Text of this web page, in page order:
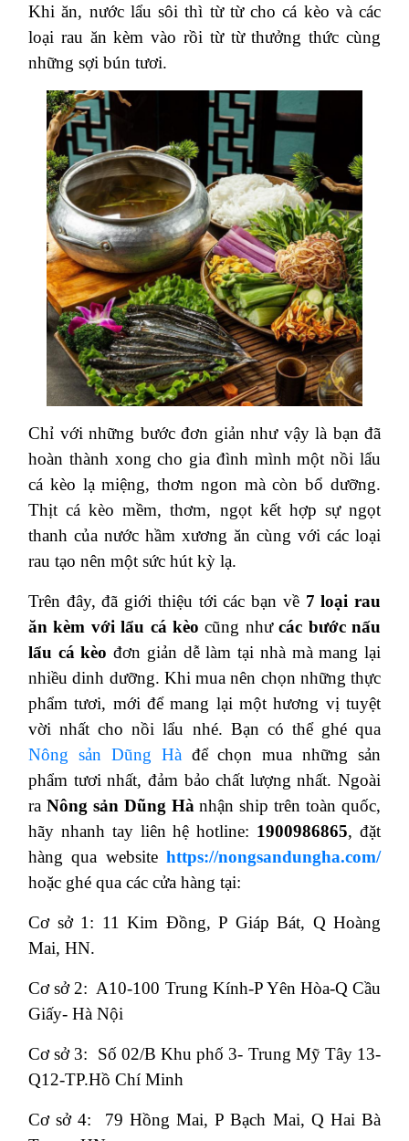
Khi ăn, nước lẩu sôi thì từ từ cho cá kèo và các
loại rau ăn kèm vào rồi từ từ thưởng thức cùng
những sợi bún tươi.
Chỉ với những bước đơn giản như vậy là bạn đã
hoàn thành xong cho gia đình mình một nồi lẩu
cá kèo lạ miệng, thơm ngon mà còn bổ dưỡng.
Thịt cá kèo mềm, thơm, ngọt kết hợp sự ngọt
thanh của nước hầm xương ăn cùng với các loại
rau tạo nên một sức hút kỳ lạ.
Trên đây, đã giới thiệu tới các bạn về7 loại rau
ăn kèm với lẩu cá kèo cũng nhưcác bước nấu
lẩu cá kèo đơn giản dễ làm tại nhà mà mang lại
nhiều dinh dưỡng. Khi mua nên chọn những thực
phẩm tươi, mới để mang lại một hương vị tuyệt
vời nhất cho nồi lẩu nhé. Bạn có thể ghé qua
Nông sản Dũng Hàđể chọn mua những sản
phẩm tươi nhất, đảm bảo chất lượng nhất. Ngoài
ra Nông sản Dũng Hà nhận ship trên toàn quốc,
hãy nhanh tay liên hệ hotline: 1900986865, đặt
hàng qua website https://nongsandungha.com/
hoặc ghé qua các cửa hàng tại:
Cơ sở 1: 11 Kim Đồng, P Giáp Bát, Q Hoàng
Mai, HN.
Cơ sở 2: A10-100 Trung Kính-P Yên Hòa-Q Cầu
Giấy- Hà Nội
Cơ sở 3: Số 02/B Khu phố 3- Trung Mỹ Tây 13-
Q12-TP.Hồ Chí Minh
Cơ sở 4: 79 Hồng Mai, P Bạch Mai, Q Hai Bà